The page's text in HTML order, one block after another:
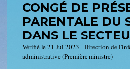
CONGÉ DE
PARENTALE DU
DANS LE
Vérifié le 21 Jul 2023 - Direction de
administrative (Première ministre)